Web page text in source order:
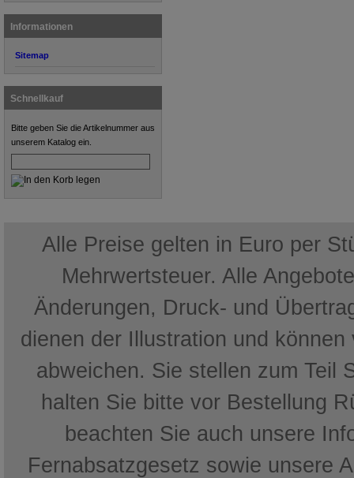
Informationen
Sitemap
Schnellkauf
Bitte geben Sie die Artikelnummer aus
unserem Katalog ein.
Alle Preise gelten in Euro per
Mehrwertsteuer. Alle
Änderungen, Druck- und
dienen der Illustration und
abweichen. Sie stellen zum Teil
halten Sie bitte vor Bestellung
beachten Sie auch unsere
Fernabsatzgesetz sowie unsere